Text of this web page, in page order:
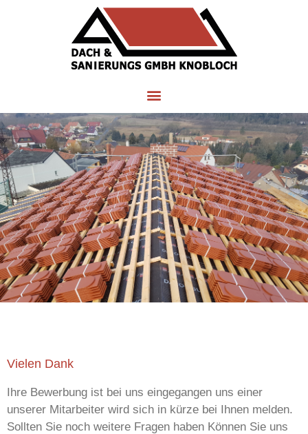
Vielen Dank
Ihre Bewerbung ist bei uns eingegangen uns einer
unserer Mitarbeiter wird sich in kürze bei Ihnen melden.
Sollten Sie noch weitere Fragen haben Können Sie uns